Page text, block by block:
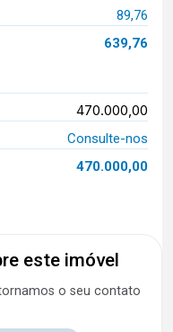
89,76
639,76
470.000,00
Consulte-nos
470.000,00
este imóvel
o seu contato